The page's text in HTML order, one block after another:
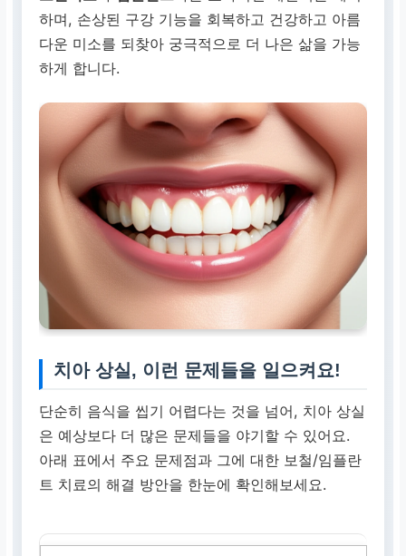
하며, 손상된 구강 기능을 회복하고 건강하고 아름
다운 미소를 되찾아 궁극적으로 더 나은 삶을 가능
하게 합니다.
치아 상실, 이런 문제들을 일으켜요!
단순히 음식을 씹기 어렵다는 것을 넘어, 치아 상실
은 예상보다 더 많은 문제들을 야기할 수 있어요.
아래 표에서 주요 문제점과 그에 대한 보철/임플란
트 치료의 해결 방안을 한눈에 확인해보세요.